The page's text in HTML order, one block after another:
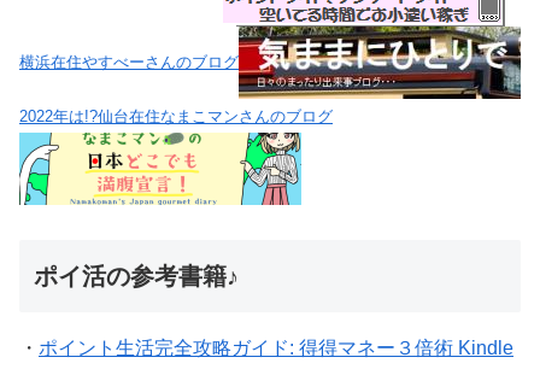
横浜在住やすべーさんのブログ
2022年は!?仙台在住なまこマンさんのブログ
ポイ活の参考書籍♪
・ ポイント生活完全攻略ガイド: 得得マネー３倍術 Kindle